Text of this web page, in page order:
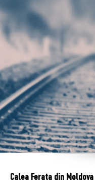
Calea Ferata din Moldova